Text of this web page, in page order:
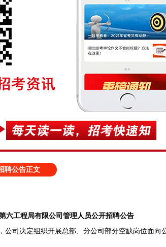
聘公告正文
六工程局有限公司管理人员公开招聘公告
司决定组织开展总部、分公司部分空缺岗位面向